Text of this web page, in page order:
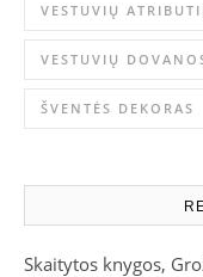
VESTUVIŲ
VESTUVIŲ
ŠVENTĖS DEKORAS
Skaitytos knygos,